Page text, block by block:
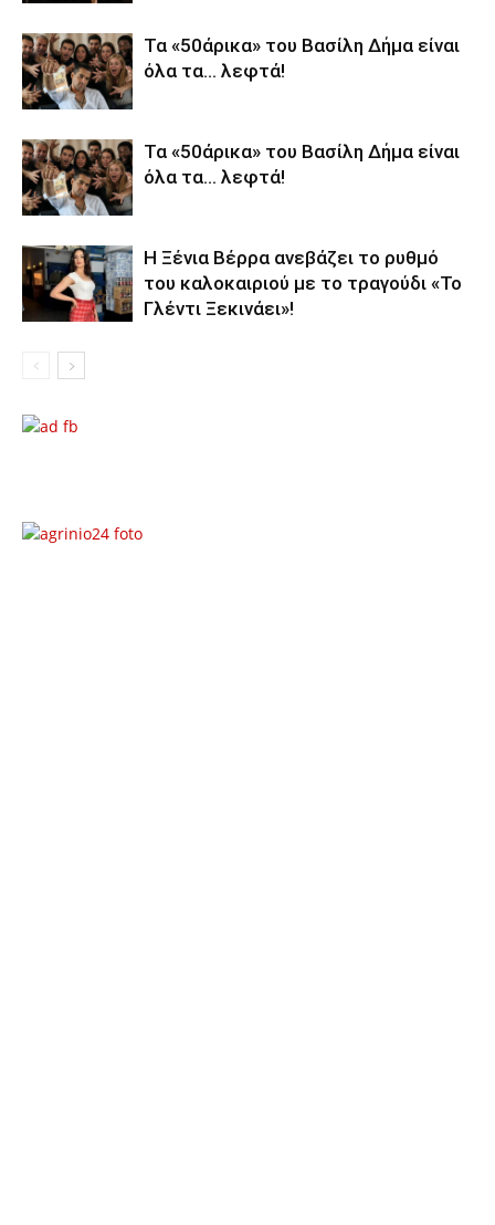
Τα «50άρικα» του Βασίλη Δήμα είναι
όλα τα… λεφτά!
Τα «50άρικα» του Βασίλη Δήμα είναι
όλα τα… λεφτά!
Η Ξένια Βέρρα ανεβάζει το ρυθμό
του καλοκαιριού με το τραγούδι «Το
Γλέντι Ξεκινάει»!